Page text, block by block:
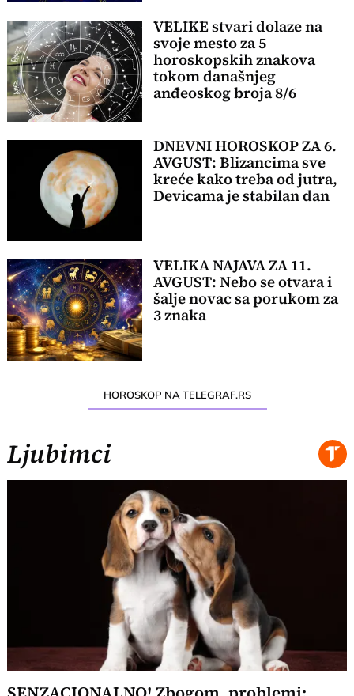
VELIKE stvari dolaze na
svoje mesto za 5
horoskopskih znakova
tokom današnjeg
anđeoskog broja 8/6
DNEVNI HOROSKOP ZA 6.
AVGUST: Blizancima sve
kreće kako treba od jutra,
Devicama je stabilan dan
VELIKA NAJAVA ZA 11.
AVGUST: Nebo se otvara i
šalje novac sa porukom za
3 znaka
HOROSKOP NA TELEGRAF.RS
Ljubimci